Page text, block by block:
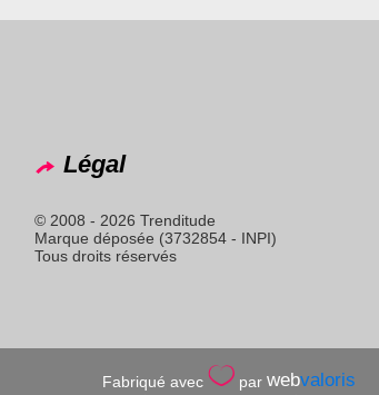
Légal
© 2008 - 2026 Trenditude
Marque déposée (3732854 - INPI)
Tous droits réservés
Fabriqué avec par webvaloris